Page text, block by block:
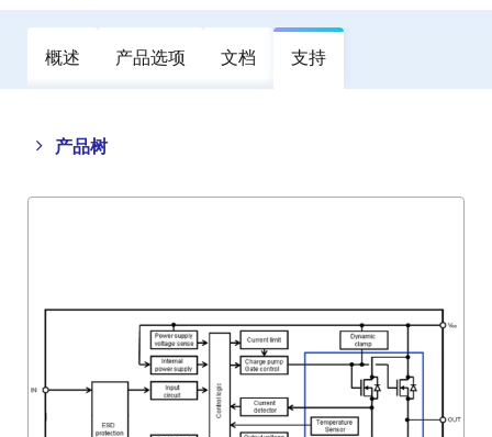
概述 产品选项 文档 支持
产品树
Close
tree
Open
tree